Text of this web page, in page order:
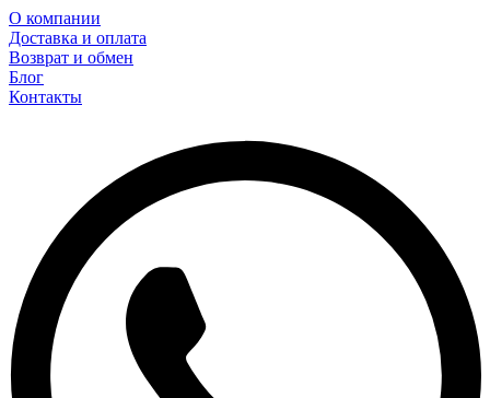
О компании
Доставка и оплата
Возврат и обмен
Блог
Контакты